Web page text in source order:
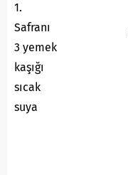
1.
Safranı
3 yemek
kaşığı
sıcak
suya